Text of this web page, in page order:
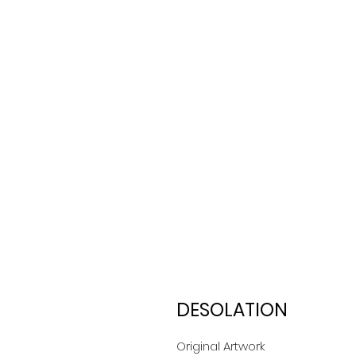
DESOLATION
Original Artwork